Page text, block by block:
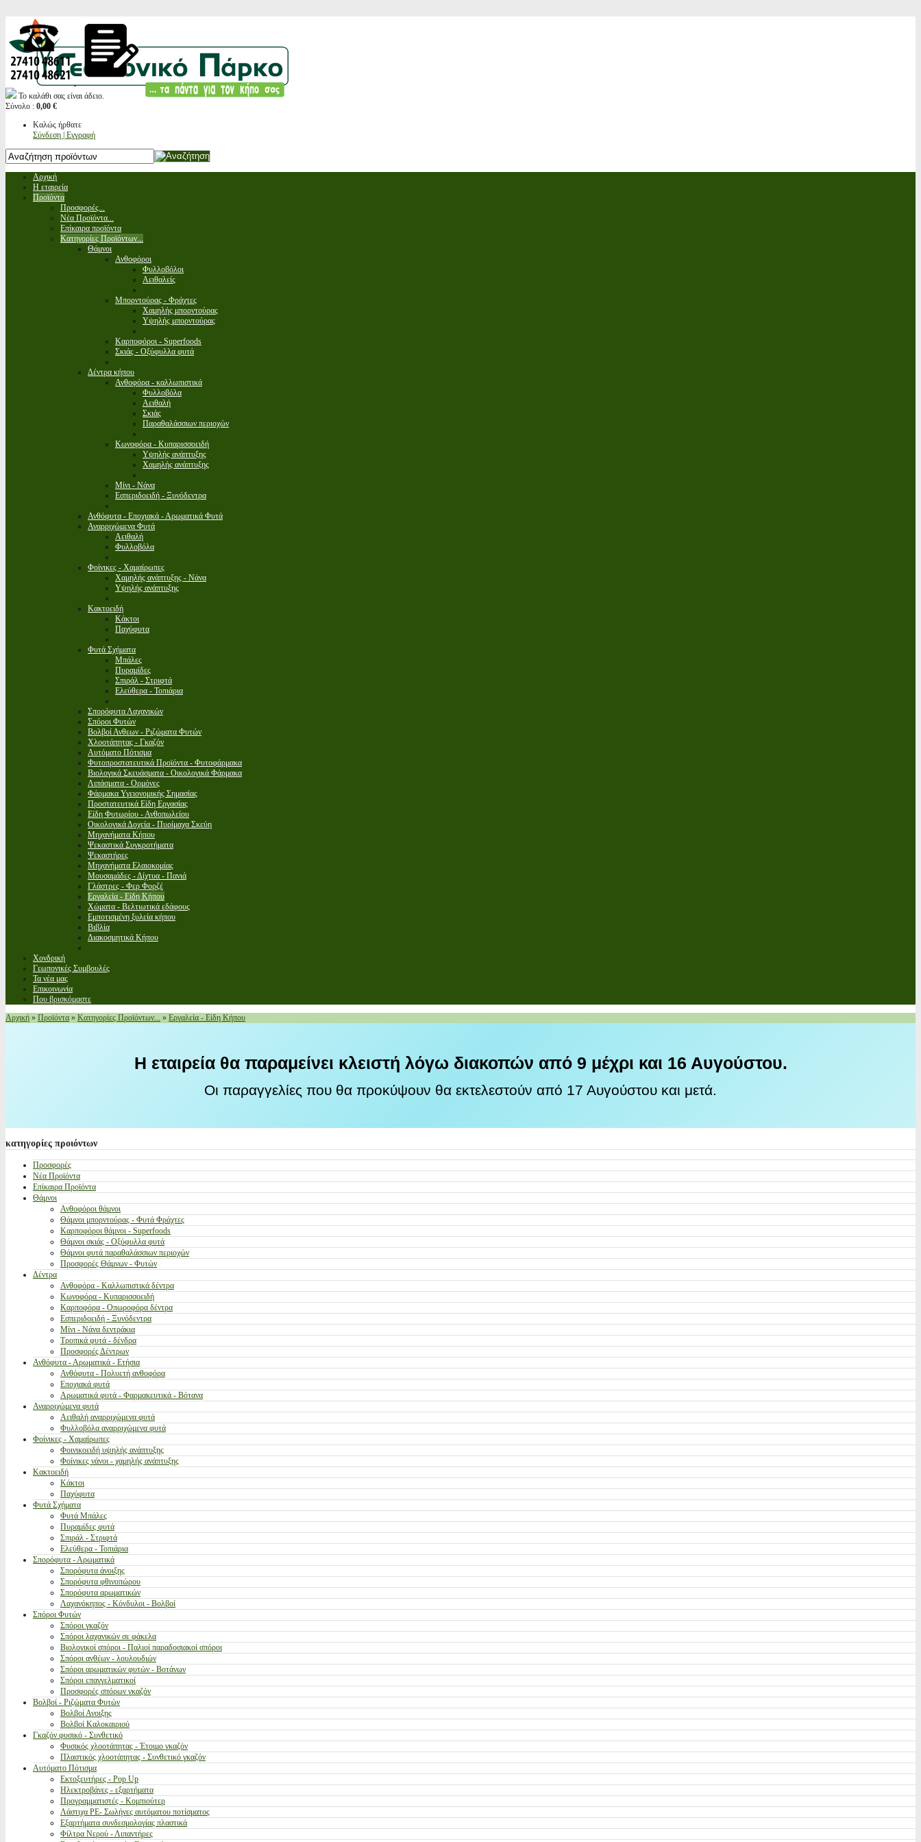
Το καλάθι σας είναι άδειο.
Σύνολο : 0,00 €
Καλώς ήρθατε
Σύνδεση | Εγγραφή
Αρχική
Η εταιρεία
Προϊόντα
Προσφορές...
Νέα Προϊόντα...
Επίκαιρα προϊόντα
Κατηγορίες Προϊόντων...
Θάμνοι
Ανθοφόροι
Φυλλοβόλοι
Αειθαλείς
Μπορντούρας - Φράχτες
Χαμηλής μπορντούρας
Υψηλής μπορντούρας
Καρποφόροι - Superfoods
Σκιάς - Οξύφυλλα φυτά
Δέντρα κήπου
Ανθοφόρα - καλλωπιστικά
Φυλλοβόλα
Αειθαλή
Σκιάς
Παραθαλάσσιων περιοχών
Κωνοφόρα - Κυπαρισσοειδή
Υψηλής ανάπτυξης
Χαμηλής ανάπτυξης
Μίνι - Νάνα
Εσπεριδοειδή - Ξυνόδεντρα
Ανθόφυτα - Εποχιακά - Αρωματικά Φυτά
Αναρριχώμενα Φυτά
Αειθαλή
Φυλλοβόλα
Φοίνικες - Χαμαίρωπες
Χαμηλής ανάπτυξης - Νάνα
Υψηλής ανάπτυξης
Κακτοειδή
Κάκτοι
Παχύφυτα
Φυτά Σχήματα
Μπάλες
Πυραμίδες
Σπιράλ - Στριφτά
Ελεύθερα - Τοπιάρια
Σπορόφυτα Λαχανικών
Σπόροι Φυτών
Βολβοί Ανθεων - Ριζώματα Φυτών
Χλοοτάπητας - Γκαζόν
Αυτόματο Πότισμα
Φυτοπροστατευτικά Προϊόντα - Φυτοφάρμακα
Βιολογικά Σκευάσματα - Οικολογικά Φάρμακα
Λιπάσματα - Ορμόνες
Φάρμακα Υγειονομικής Σημασίας
Προστατευτικά Είδη Εργασίας
Είδη Φυτωρίου - Ανθοπωλείου
Οικολογικά Δοχεία - Πυρίμαχα Σκεύη
Μηχανήματα Κήπου
Ψεκαστικά Συγκροτήματα
Ψεκαστήρες
Μηχανήματα Ελαιοκομίας
Μουσαμάδες - Δίχτυα - Πανιά
Γλάστρες - Φερ Φορζέ
Εργαλεία - Είδη Κήπου
Χώματα - Βελτιωτικά εδάφους
Εμποτισμένη ξυλεία κήπου
Βιβλία
Διακοσμητικά Κήπου
Χονδρική
Γεωπονικές Συμβουλές
Τα νέα μας
Επικοινωνία
Που βρισκόμαστε
Αρχική » Προϊόντα » Κατηγορίες Προϊόντων... » Εργαλεία - Είδη Κήπου
Η εταιρεία θα παραμείνει κλειστή λόγω διακοπών από 9 μέχρι και 16 Αυγούστου.
Οι παραγγελίες που θα προκύψουν θα εκτελεστούν από 17 Αυγούστου και μετά.
κατηγορίες προιόντων
Προσφορές
Νέα Προϊόντα
Επίκαιρα Προϊόντα
Θάμνοι
Ανθοφόροι θάμνοι
Θάμνοι μπορντούρας - Φυτά Φράχτες
Καρποφόροι θάμνοι - Superfoods
Θάμνοι σκιάς - Οξύφυλλα φυτά
Θάμνοι φυτά παραθαλάσσιων περιοχών
Προσφορές Θάμνων - Φυτών
Δέντρα
Ανθοφόρα - Καλλωπιστικά δέντρα
Κωνοφόρα - Κυπαρισσοειδή
Καρποφόρα - Οπωροφόρα δέντρα
Εσπεριδοειδή - Ξυνόδεντρα
Μίνι - Νάνα δεντράκια
Τροπικά φυτά - δένδρα
Προσφορές Δέντρων
Ανθόφυτα - Αρωματικά - Ετήσια
Ανθόφυτα - Πολυετή ανθοφόρα
Εποχιακά φυτά
Αρωματικά φυτά - Φαρμακευτικά - Βότανα
Αναρριχώμενα φυτά
Αειθαλή αναρριχώμενα φυτά
Φυλλοβόλα αναρριχώμενα φυτά
Φοίνικες - Χαμαίρωπες
Φοινικοειδή υψηλής ανάπτυξης
Φοίνικες νάνοι - χαμηλής ανάπτυξης
Κακτοειδή
Κάκτοι
Παχύφυτα
Φυτά Σχήματα
Φυτά Μπάλες
Πυραμίδες φυτά
Σπιράλ - Στριφτά
Ελεύθερα - Τοπιάρια
Σπορόφυτα - Αρωματικά
Σπορόφυτα άνοιξης
Σπορόφυτα φθινοπώρου
Σπορόφυτα αρωματικών
Λαχανόκηπος - Κόνδυλοι - Βολβοί
Σπόροι Φυτών
Σπόροι γκαζόν
Σπόροι λαχανικών σε φάκελα
Βιολογικοί σπόροι - Παλιοί παραδοσιακοί σπόροι
Σπόροι ανθέων - λουλουδιών
Σπόροι αρωματικών φυτών - Βοτάνων
Σπόροι επαγγελματικοί
Προσφορές σπόρων γκαζόν
Βολβοί - Ριζώματα Φυτών
Βολβοί Ανοιξης
Βολβοί Καλοκαιριού
Γκαζόν φυσικό - Συνθετικό
Φυσικός χλοοτάπητας - Έτοιμο γκαζόν
Πλαστικός χλοοτάπητας - Συνθετικό γκαζόν
Αυτόματο Πότισμα
Εκτοξευτήρες - Pop Up
Ηλεκτροβάνες - εξαρτήματα
Προγραμματιστές - Κομπιούτερ
Λάστιχα PE- Σωλήνες αυτόματου ποτίσματος
Εξαρτήματα συνδεσμολογίας πλαστικά
Φίλτρα Νερού - Λιπαντήρες